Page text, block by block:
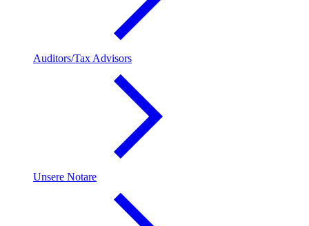
Auditors/Tax Advisors
Unsere Notare